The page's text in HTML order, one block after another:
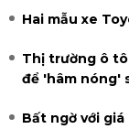
Hai mẫu xe
Thị trường ô tô
để 'hâm nóng'
Bất ngờ với giá